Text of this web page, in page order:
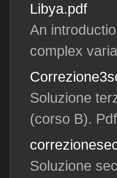
Libya.pdf
An
complex
Soluzione
(corso B).
Soluzione